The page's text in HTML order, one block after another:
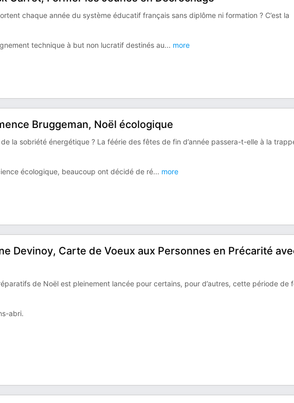
chaque année du système éducatif français sans diplôme ni formation ? C’est la
technique à but non lucratif destinés au... more
Bruggeman, Noël écologique
la sobriété énergétique ? La féérie des fêtes de fin d’année passera-t-elle à la
écologique, beaucoup ont décidé de ré... more
Devinoy, Carte de Voeux aux Personnes en Précarité
de Noël est pleinement lancée pour certains, pour d’autres, cette période de
abri.